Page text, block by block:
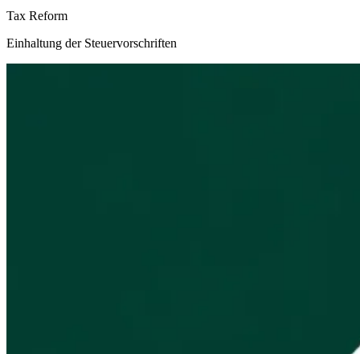
Tax Reform
Einhaltung der Steuervorschriften